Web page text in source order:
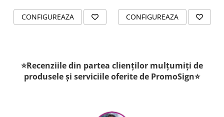
CONFIGUREAZA CONFIGUREAZA
⭐Recenziile din partea clienților mulțumiți de
produsele și serviciile oferite de PromoSign⭐